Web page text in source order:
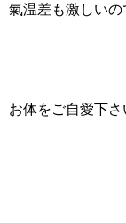
氣温差も激しいの
お体をご自愛下さ